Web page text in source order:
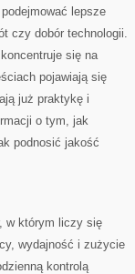
lepsze
czy dobór technologii.
się na
pojawiają się
już praktykę i
o tym, jak
podnosić jakość
w którym liczy się
wydajność i zużycie
kontrolą